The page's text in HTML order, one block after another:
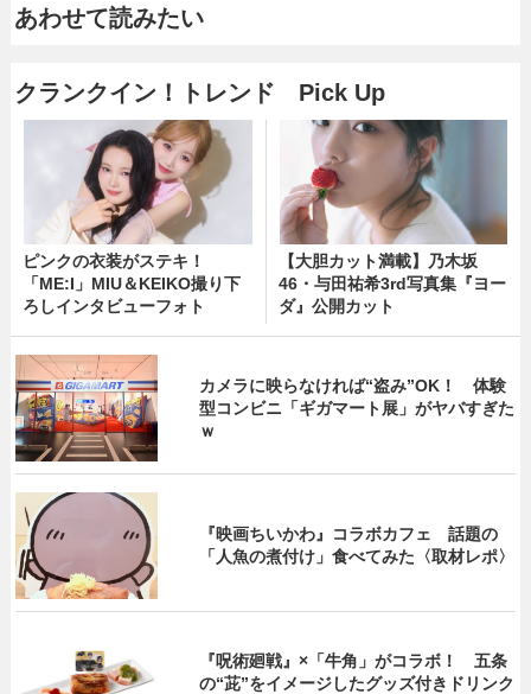
あわせて読みたい
クランクイン！トレンド Pick Up
ピンクの衣装がステキ！
「ME:I」MIU＆KEIKO撮り下
ろしインタビューフォト
【大胆カット満載】乃木坂
46・与田祐希3rd写真集『ヨー
ダ』公開カット
カメラに映らなければ“盗み”OK！ 体験
型コンビニ「ギガマート展」がヤバすぎた
ｗ
『映画ちいかわ』コラボカフェ 話題の
「人魚の煮付け」食べてみた〈取材レポ〉
『呪術廻戦』×「牛角」がコラボ！ 五条
の“茈”をイメージしたグッズ付きドリンク